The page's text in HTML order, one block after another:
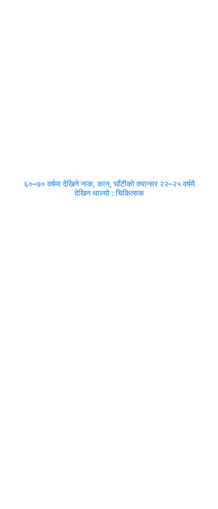
६०–७० वर्षमा देखिने नाक, कान, घाँटीको क्यान्सर २२–२५ वर्षमै
देखिन थाल्यो : चिकित्सक